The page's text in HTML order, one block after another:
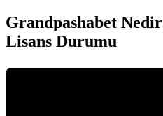
Grandpashabet
Lisans Durumu